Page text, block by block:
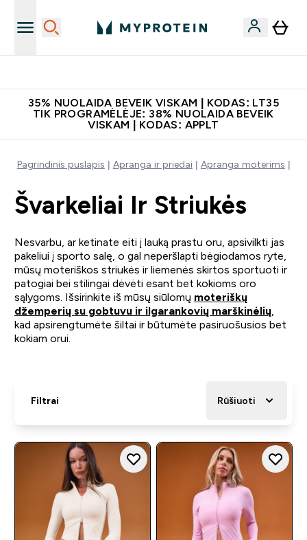
35% NUOLAIDA BEVEIK VISKAM | KODAS: LT35
TIK PROGRAMĖLĖJE: 38% NUOLAIDA BEVEIK
VISKAM | KODAS: APPLT
Pagrindinis puslapis Apranga ir priedai Apranga moterims
Švarkeliai Ir Striukės
Nesvarbu, ar ketinate eiti į lauką prastu oru, apsivilkti jas
pakeliui į sporto salę, o gal neperšlapti bėgiodamos ryte,
mūsų moteriškos striukės ir liemenės skirtos sportuoti ir
patogiai bei stilingai dėvėti esant bet kokioms oro
sąlygoms. Išsirinkite iš mūsų siūlomų moteriškų
džemperių su gobtuvu ir ilgarankovių marškinėlių,
kad apsirengtumėte šiltai ir būtumėte pasiruošusios bet
kokiam orui.
Filtrai Rūšiuoti